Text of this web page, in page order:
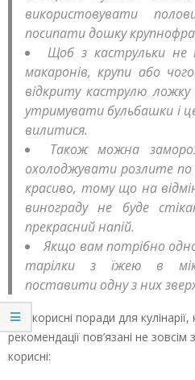
використовувати
посипати дошку
Щоб з каструльки не
макаронів, крупи або
відкриту каструлю
утримувати бульбашки і
вилитися.
Також можна
охолоджувати розлите по
красиво, тому що на
винограду не буде
прекрасний напій.
Якщо вам потрібно
тарілки з їжею в
поставити одну з них
Інші корисні поради для кулінарії,
рекомендації пов’язані не
корисні: